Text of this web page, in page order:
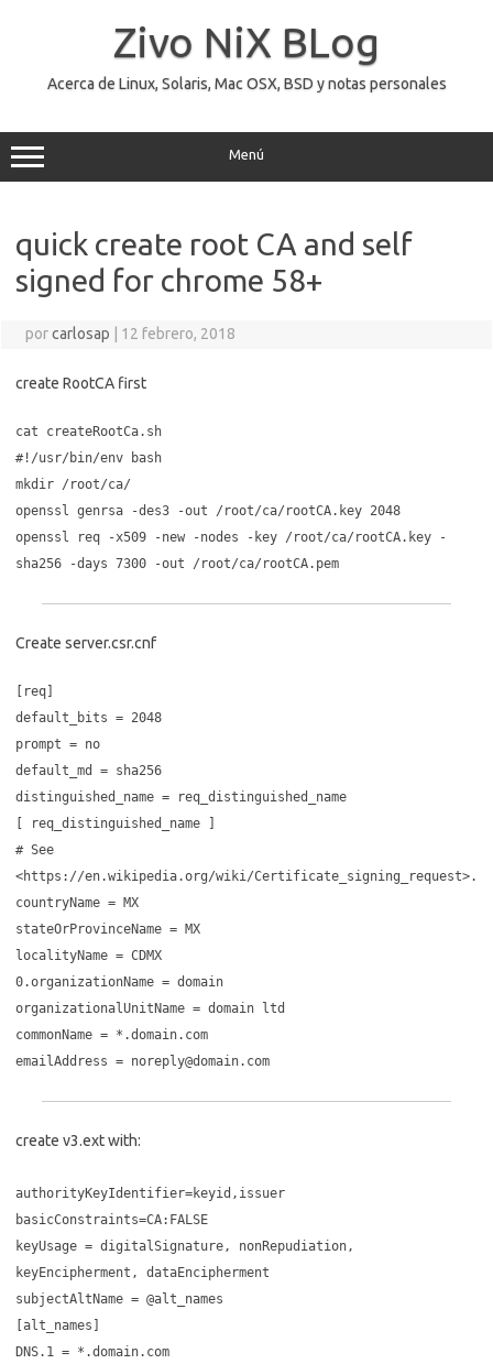
Zivo NiX BLog
Acerca de Linux, Solaris, Mac OSX, BSD y notas personales
Menú
quick create root CA and self
signed for chrome 58+
porcarlosap 12 febrero, 2018
create RootCA first
cat createRootCa.sh
#!/usr/bin/env bash
mkdir /root/ca/
openssl genrsa -des3 -out /root/ca/rootCA.key 2048
openssl req -x509 -new -nodes -key /root/ca/rootCA.key -
sha256 -days 7300 -out /root/ca/rootCA.pem
Create server.csr.cnf
[req]
default_bits = 2048
prompt = no
default_md = sha256
distinguished_name = req_distinguished_name
[ req_distinguished_name ]
# See
<https://en.wikipedia.org/wiki/Certificate_signing_request>.
countryName = MX
stateOrProvinceName = MX
localityName = CDMX
0.organizationName = domain
organizationalUnitName = domain ltd
commonName = *.domain.com
emailAddress = noreply@domain.com
create v3.ext with:
authorityKeyIdentifier=keyid,issuer
basicConstraints=CA:FALSE
keyUsage = digitalSignature, nonRepudiation,
keyEncipherment, dataEncipherment
subjectAltName = @alt_names
[alt_names]
DNS.1 = *.domain.com